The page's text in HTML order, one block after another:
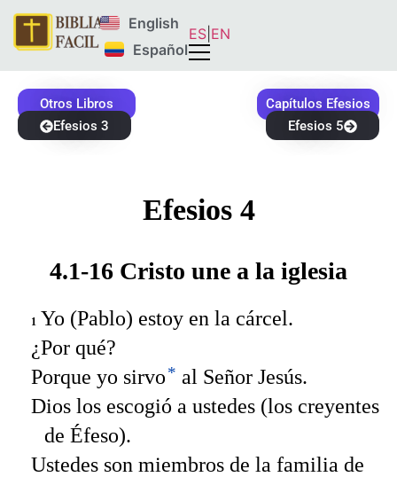
English
Español
ES EN
Otros Libros
Capítulos Efesios
Efesios 3
Efesios 5
Efesios 4
4.1-16 Cristo une a la iglesia
1 Yo (Pablo) estoy en la cárcel.
¿Por qué?
Porque yo sirvo* al Señor Jesús.
Dios los escogió a ustedes (los creyentes
de Éfeso).
Ustedes son miembros de la familia de